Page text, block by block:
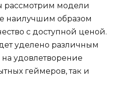
рассмотрим модели
наилучшим образом
с доступной ценой.
уделено различным
удовлетворение
геймеров, так и